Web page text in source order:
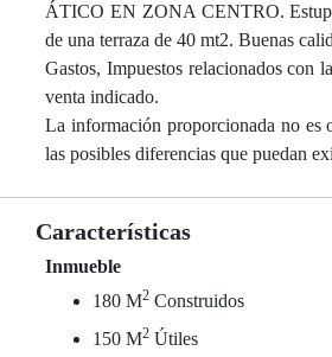
ÁTICO EN ZONA CENTRO.
de una terraza de 40 mt2. Buenas
Gastos, Impuestos relacionados con
venta indicado.
La información proporcionada no es
las posibles diferencias que puedan
Características
Inmueble
180 M2 Construidos
150 M2 Útiles